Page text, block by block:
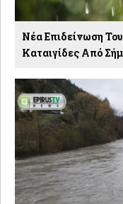
Νέα Επιδείνωση
Καταιγίδες Από